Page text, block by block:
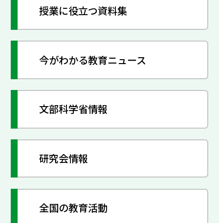
授業に役立つ資料集
今がわかる教育ニュース
文部科学省情報
研究会情報
全国の教育活動